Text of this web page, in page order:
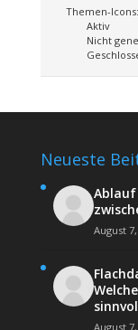
Themen-Icons:
Aktiv
Nicht
Neueste
Ablauf
August
August